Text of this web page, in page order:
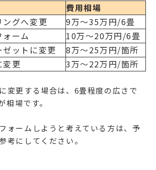
費用相場
グへ変更
9万〜35万円/6畳
ーム
10万〜20万円/6畳
ットに変更
8万〜25万円/箇所
変更
3万〜22万円/箇所
変更する場合は、6畳程度の広さで
相場です。
ォームしようと考えている方は、予
考にしてください。